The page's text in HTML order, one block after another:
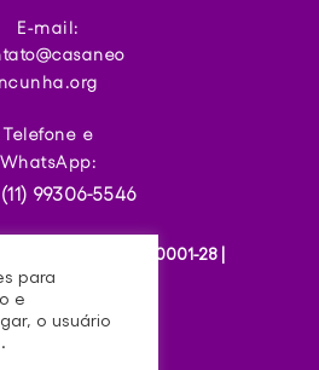
E-mail:
ncunha.org
Telefone e
WhatsApp:
99306-5546
| CNPJ: 37.211.131/0001-28 |
© 2023
by
para
e
o usuário